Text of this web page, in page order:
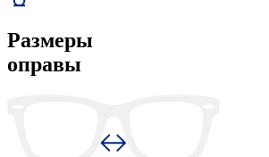
Размеры
оправы